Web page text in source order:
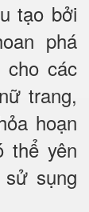
tạo bởi
phá
cho các
trang,
hoạn
thể yên
sụng